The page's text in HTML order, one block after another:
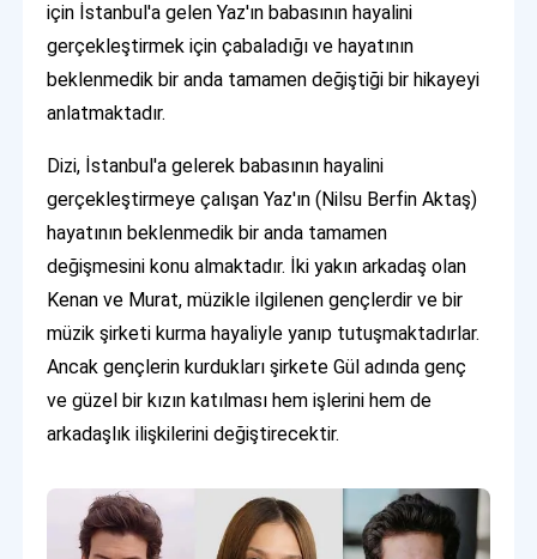
için İstanbul'a gelen Yaz'ın babasının hayalini
gerçekleştirmek için çabaladığı ve hayatının
beklenmedik bir anda tamamen değiştiği bir hikayeyi
anlatmaktadır.
Dizi, İstanbul'a gelerek babasının hayalini
gerçekleştirmeye çalışan Yaz'ın (Nilsu Berfin Aktaş)
hayatının beklenmedik bir anda tamamen
değişmesini konu almaktadır. İki yakın arkadaş olan
Kenan ve Murat, müzikle ilgilenen gençlerdir ve bir
müzik şirketi kurma hayaliyle yanıp tutuşmaktadırlar.
Ancak gençlerin kurdukları şirkete Gül adında genç
ve güzel bir kızın katılması hem işlerini hem de
arkadaşlık ilişkilerini değiştirecektir.